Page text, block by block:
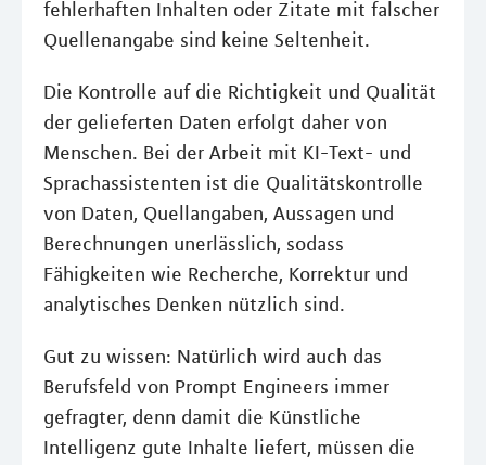
fehlerhaften Inhalten oder Zitate mit falscher
Quellenangabe sind keine Seltenheit.
Die Kontrolle auf die Richtigkeit und Qualität
der gelieferten Daten erfolgt daher von
Menschen. Bei der Arbeit mit KI-Text- und
Sprachassistenten ist die Qualitätskontrolle
von Daten, Quellangaben, Aussagen und
Berechnungen unerlässlich, sodass
Fähigkeiten wie Recherche, Korrektur und
analytisches Denken nützlich sind.
Gut zu wissen: Natürlich wird auch das
Berufsfeld von Prompt Engineers immer
gefragter, denn damit die Künstliche
Intelligenz gute Inhalte liefert, müssen die